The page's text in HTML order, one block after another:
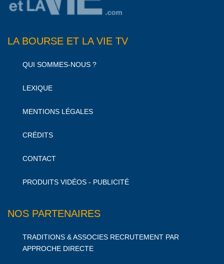
LA BOURSE ET LA VIE TV
QUI SOMMES-NOUS ?
LEXIQUE
MENTIONS LÉGALES
CRÉDITS
CONTACT
PRODUITS VIDÉOS - PUBLICITÉ
NOS PARTENAIRES
TRADITIONS & ASSOCIES RECRUTEMENT PAR
APPROCHE DIRECTE